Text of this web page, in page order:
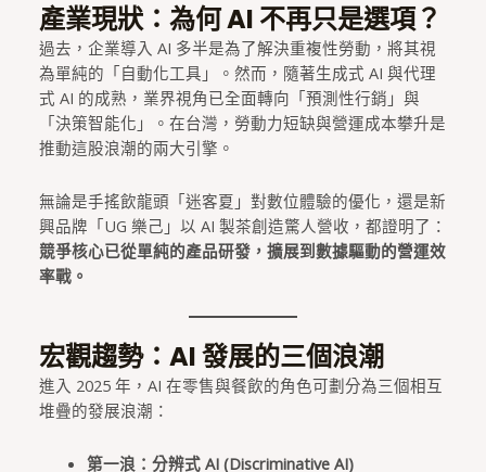
產業現狀：為何 AI 不再只是選項？
過去，企業導入 AI 多半是為了解決重複性勞動，將其視
為單純的「自動化工具」。然而，隨著生成式 AI 與代理
式 AI 的成熟，業界視角已全面轉向「預測性行銷」與
「決策智能化」。在台灣，勞動力短缺與營運成本攀升是
推動這股浪潮的兩大引擎。
無論是手搖飲龍頭「迷客夏」對數位體驗的優化，還是新
興品牌「UG 樂己」以 AI 製茶創造驚人營收，都證明了：
競爭核心已從單純的產品研發，擴展到數據驅動的營運效
率戰。
宏觀趨勢：AI 發展的三個浪潮
進入 2025 年，AI 在零售與餐飲的角色可劃分為三個相互
堆疊的發展浪潮：
第一浪：分辨式 AI (Discriminative AI)